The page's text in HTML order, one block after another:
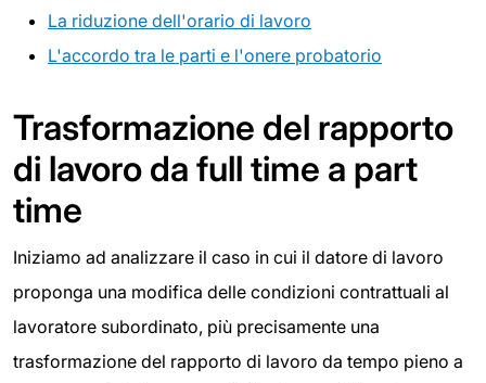
La riduzione dell'orario di lavoro
L'accordo tra le parti e l'onere probatorio
Trasformazione del rapporto
di lavoro da full time a part
time
Iniziamo ad analizzare il caso in cui il datore di lavoro
proponga una modifica delle condizioni contrattuali al
lavoratore subordinato, più precisamente una
trasformazione del rapporto di lavoro da tempo pieno a